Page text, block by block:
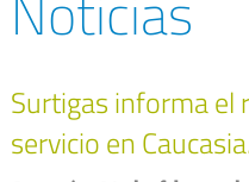
Surtigas informa el
servicio en